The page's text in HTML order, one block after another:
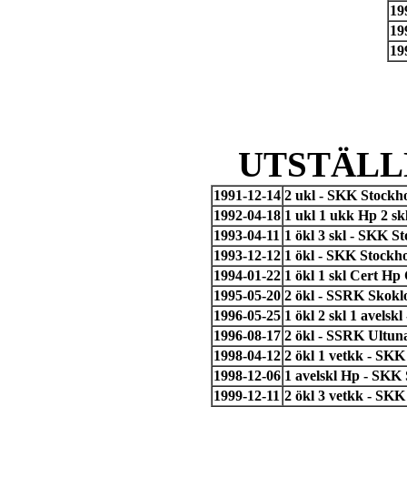
1991-12-14 2 ukl - SKK
1992-04-18 1 ukl 1 ukk Hp 2
1993-04-11 1 ökl 3 skl - SKK
1993-12-12 1 ökl - SKK
1994-01-22 1 ökl 1 skl Cert
1995-05-20 2 ökl - SSRK
1996-05-25 1 ökl 2 skl 1
1996-08-17 2 ökl - SSRK
1998-04-12 2 ökl 1 vetkk -
1998-12-06 1 avelskl Hp -
1999-12-11 2 ökl 3 vetkk -